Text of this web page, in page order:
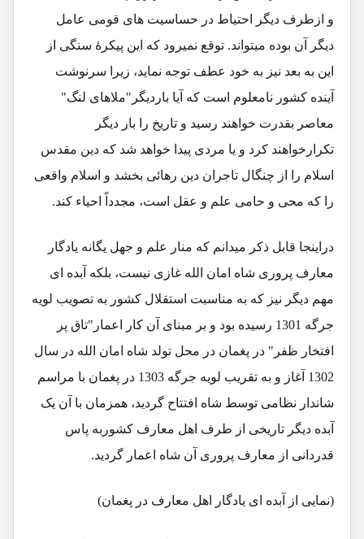
و ازطرف دیگر احتیاط در حساسیت های قومی عامل
دیگر آن بوده میتواند. توقع نمیرود که این پیکرۀ سنگی از
این به بعد نیز به خود عطف توجه نماید، زیرا سرنوشت
آینده کشور نامعلوم است که آیا باردیگر"ملاهای لنگ"
معاصر بقدرت خواهند رسید و تاریخ را بار دیگر
تکرارخواهند کرد و یا مردی پیدا خواهد شد که دین مقدس
اسلام را از چنگال تاجران دین رهائی بخشد و اسلام واقعی
را که محی و حامی علم و عقل است، مجدداً احیاء کند.
دراینجا قابل ذکر میدانم که منار علم و جهل یگانه یادگار
معارف پروری شاه امان الله غازی نیست، بلکه آبده ای
مهم دیگر نیز که به مناسبت استقلال کشور به تصویب لویه
جرگه 1301 رسیده بود و بر مبنای آن کار اعمار"تاق پر
افتخار ظفر" در پغمان در محل تولد شاه امان الله در سال
1302 آغاز و به تقریب لویه جرگه 1303 در پغمان با مراسم
شاندار نظامی توسط شاه افتتاح گردید، همزمان با آن یک
آبده دیگر تاریخی از طرف اهل معارف کشوربه پاس
قدردانی از معارف پروری آن شاه اعمار گردید.
(نمایی از آبده ای یادگار اهل معارف در پغمان)